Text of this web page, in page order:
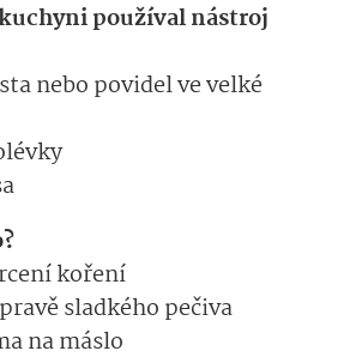
používal nástroj
nebo povidel ve velké
koření
sladkého pečiva
na máslo